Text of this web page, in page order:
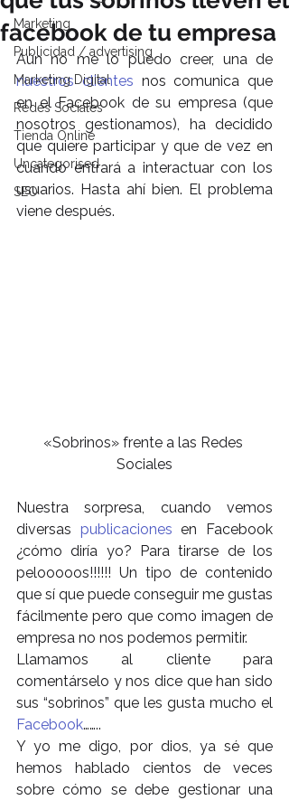
Marketing
Publicidad / advertising
Marketing Digital
Redes Sociales
Tienda Online
Uncategorised
SEO
facebook de tu empresa
nuestros clientes nos comunica que
en el Facebook de su empresa (que
nosotros gestionamos), ha decidido
que quiere participar y que de vez en
cuando entrará a interactuar con los
usuarios. Hasta ahí bien. El problema
viene después.
«Sobrinos» frente a las Redes
Sociales
Nuestra sorpresa, cuando vemos
diversas publicaciones en Facebook
¿cómo diría yo? Para tirarse de los
pelooooos!!!!!! Un tipo de contenido
que sí que puede conseguir me gustas
fácilmente pero que como imagen de
empresa no nos podemos permitir.
Llamamos al cliente para
comentárselo y nos dice que han sido
Facebook……..
Y yo me digo, por dios, ya sé que
hemos hablado cientos de veces
sobre cómo se debe gestionar una